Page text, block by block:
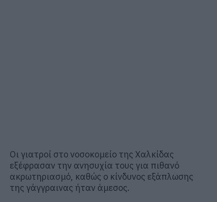
Οι γιατροί στο νοσοκομείο της Χαλκίδας
εξέφρασαν την ανησυχία τους για πιθανό
ακρωτηριασμό, καθώς ο κίνδυνος εξάπλωσης
της γάγγραινας ήταν άμεσος.